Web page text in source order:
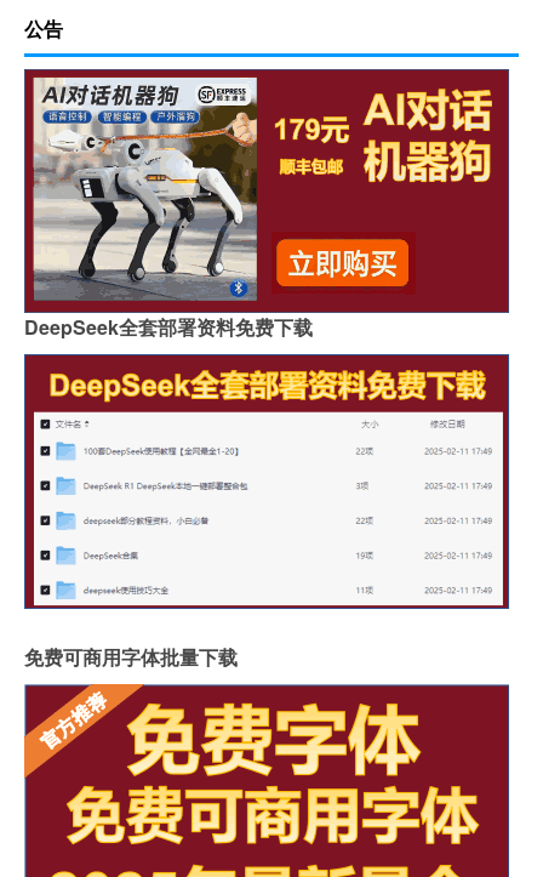
公告
DeepSeek全套部署资料免费下载
免费可商用字体批量下载